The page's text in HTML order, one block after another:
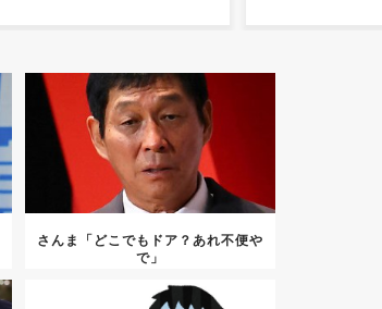
さんま「どこでもドア？あれ不便や
で」